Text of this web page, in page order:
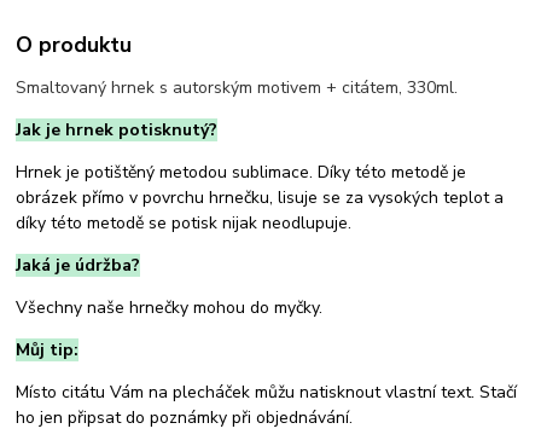
O produktu
Smaltovaný hrnek s autorským motivem + citátem, 330ml.
Jak je hrnek potisknutý?
Hrnek je potištěný metodou sublimace. Díky této metodě je
obrázek přímo v povrchu hrnečku, lisuje se za vysokých teplot a
díky této metodě se potisk nijak neodlupuje.
Jaká je údržba?
Všechny naše hrnečky mohou do myčky.
Můj tip:
Místo citátu Vám na plecháček můžu natisknout vlastní text. Stačí
ho jen připsat do poznámky při objednávání.